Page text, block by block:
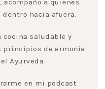
acompaño a quienes
hacia afuera.
cocina saludable y
principios de armonía
Ayurveda.
en mi podcast